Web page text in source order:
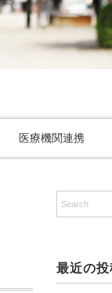
医療機関連携
最近の投